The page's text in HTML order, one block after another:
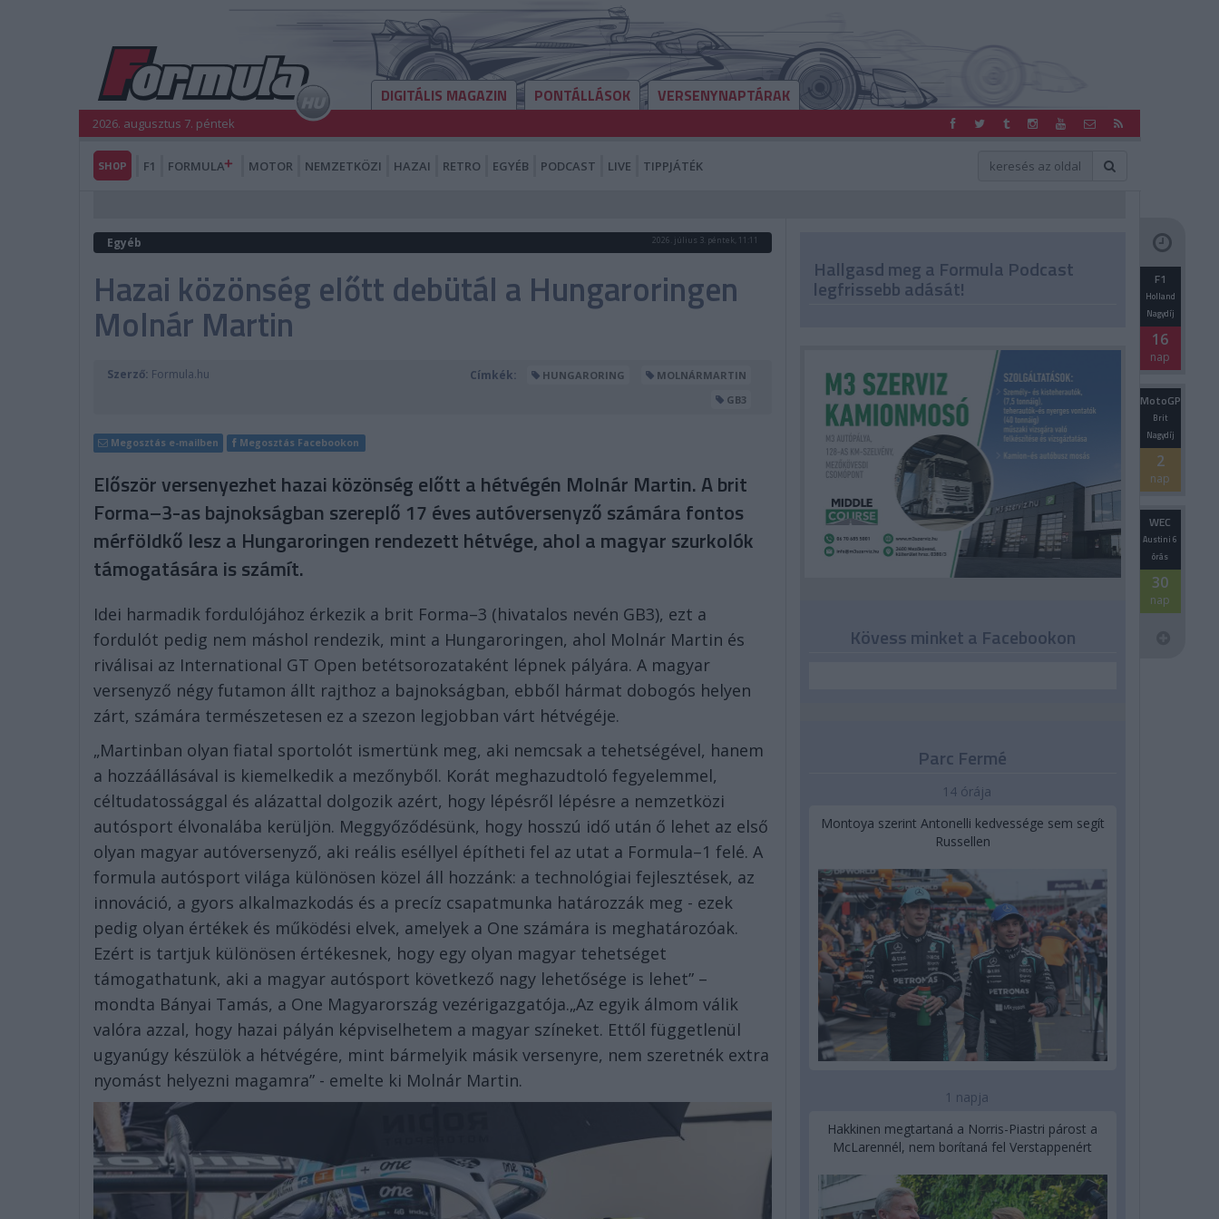
DIGITÁLIS MAGAZIN PONTÁLLÁSOK VERSENYNAPTÁRAK
2026. augusztus 7. péntek
SHOP F1 FORMULA MOTOR NEMZETKÖZI HAZAI RETRO EGYÉB PODCAST LIVE TIPPJÁTÉK
Egyéb 2026. július 3. péntek, 11:11
Hazai közönség előtt debütál a Hungaroringen
Molnár Martin
Szerző: Formula.hu Címkék: HUNGARORING
MOLNÁRMARTIN
GB3
Megosztás e-mailben Megosztás Facebookon
Először versenyezhet hazai közönség előtt a hétvégén Molnár Martin. A brit
Forma–3-as bajnokságban szereplő 17 éves autóversenyző számára fontos
mérföldkő lesz a Hungaroringen rendezett hétvége, ahol a magyar szurkolók
támogatására is számít.
Idei harmadik fordulójához érkezik a brit Forma–3 (hivatalos nevén GB3), ezt a
fordulót pedig nem máshol rendezik, mint a Hungaroringen, ahol Molnár Martin és
riválisai az International GT Open betétsorozataként lépnek pályára. A magyar
versenyző négy futamon állt rajthoz a bajnokságban, ebből hármat dobogós helyen
zárt, számára természetesen ez a szezon legjobban várt hétvégéje.
„Martinban olyan fiatal sportolót ismertünk meg, aki nemcsak a tehetségével, hanem
a hozzáállásával is kiemelkedik a mezőnyből. Korát meghazudtoló fegyelemmel,
céltudatossággal és alázattal dolgozik azért, hogy lépésről lépésre a nemzetközi
autósport élvonalába kerüljön. Meggyőződésünk, hogy hosszú idő után ő lehet az első
olyan magyar autóversenyző, aki reális eséllyel építheti fel az utat a Formula–1 felé. A
formula autósport világa különösen közel áll hozzánk: a technológiai fejlesztések, az
innováció, a gyors alkalmazkodás és a precíz csapatmunka határozzák meg - ezek
pedig olyan értékek és működési elvek, amelyek a One számára is meghatározóak.
Ezért is tartjuk különösen értékesnek, hogy egy olyan magyar tehetséget
támogathatunk, aki a magyar autósport következő nagy lehetősége is lehet” –
mondta Bányai Tamás, a One Magyarország vezérigazgatója.„Az egyik álmom válik
valóra azzal, hogy hazai pályán képviselhetem a magyar színeket. Ettől függetlenül
ugyanúgy készülök a hétvégére, mint bármelyik másik versenyre, nem szeretnék extra
nyomást helyezni magamra” - emelte ki Molnár Martin.
Hallgasd meg a Formula Podcast
legfrissebb adását! F1
Holland
Nagydíj
16
nap
MotoGP
Brit
Nagydíj
2
nap
WEC
Austini 6
órás
30
nap
Kövess minket a Facebookon
Parc Fermé
14 órája
Montoya szerint Antonelli kedvessége sem segít
Russellen
1 napja
Hakkinen megtartaná a Norris-Piastri párost a
McLarennél, nem borítaná fel Verstappenért